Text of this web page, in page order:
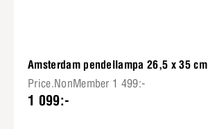
Amsterdam pendellampa 26,5 x 35 cm
Price.NonMember 1 499:-
1 099:-